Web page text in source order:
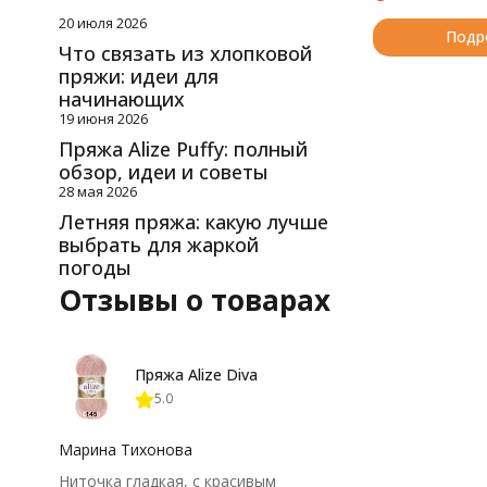
20 июля 2026
Что связать из хлопковой
пряжи: идеи для
начинающих
19 июня 2026
Пряжа Alize Puffy: полный
обзор, идеи и советы
28 мая 2026
Летняя пряжа: какую лучше
выбрать для жаркой
погоды
Отзывы о товарах
Пряжа Alize Diva
5.0
Марина Тихонова
Ниточка гладкая, с красивым